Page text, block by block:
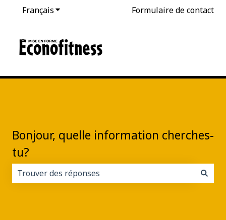
FrançaisAfficher le sous-menu pour les traductions
Formulaire de contact
Bonjour, quelle information cherches-
tu?